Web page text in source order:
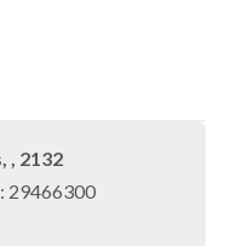
, 2132
29466300